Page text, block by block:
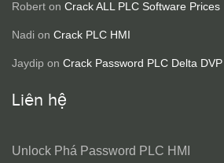
Robert on Crack ALL PLC Software Prices
Nadi on Crack PLC HMI
Jaydip on Crack Password PLC Delta
Liên hệ
Unlock Phá Password PLC HMI